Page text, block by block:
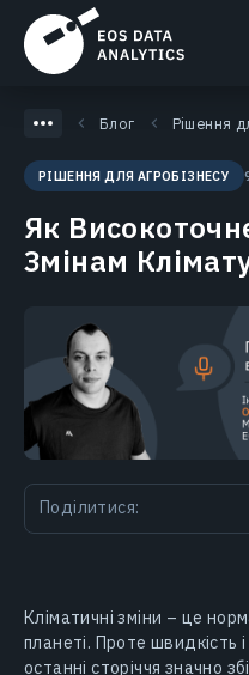
Блог Рішення
РІШЕННЯ ДЛЯ АГРОБІЗНЕСУ
Як
Змінам
Поділитися:
Кліматичні зміни – це
планеті. Проте швидкість
останні сторіччя значно